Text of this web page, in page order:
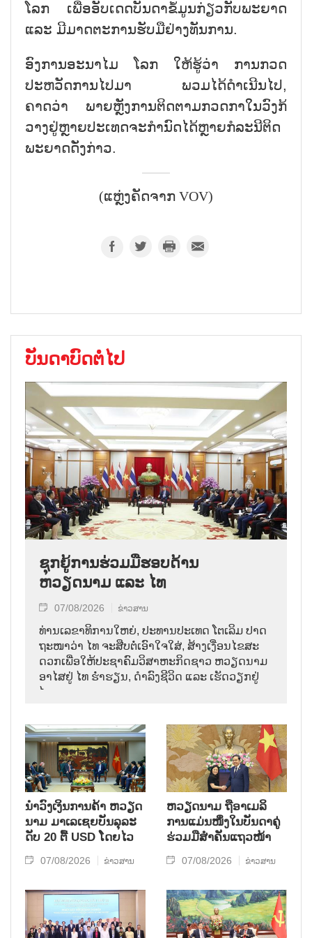
ໂລກ ເພື່ອອັບເດດບັນດາຂໍ້ມູນກ່ຽວກັບພະຍາດ
ແລະ ມີມາດຕະການຮັບມືຢ່າງທັນການ.
ອົງການອະນາໄມ ໂລກ ໃຫ້ຮູ້ວ່າ ການກວດ
ປະຫວັດການໄປມາ ພວມໄດ້ດຳເນີນໄປ,
ຄາດວ່າ ພາຍຫຼັງການຕິດຕາມກວດກາໃນວົງກ້
ວາງຢູ່ຫຼາຍປະເທດຈະກຳນົດໄດ້ຫຼາຍກໍລະນີຕິດ
ພະຍາດດັ່ງກ່າວ.
(ແຫຼ່ງຄັດຈາກ VOV)
ບັນດາບົດຕໍ່ໄປ
ຊຸກຍູ້ການຮ່ວມມືຮອບດ້ານ
ຫວຽດນາມ ແລະ ໄທ
07/08/2026 ຂ່າວສານ
ທ່ານ​ເລ​ຂາ​ທິ​ການ​ໃຫຍ່, ປະ​ທານ​ປະ​ເທດ ໂຕ​ເລິມ ປາດ​
ຖະ​ໜາ​ວ່າ ໄທ​ ຈະ​ສືບ​ຕໍ່​ເອົາ​ໃຈ​ໃສ່, ສ້າງ​ເງື່ອນ​ໄຂ​ສະ​
ດວກ​ເພື່ອ​ໃຫ້​ປະ​ຊາ​ຄົມ​ວ​ິ​ສາ​ຫະ​ກິດ​ຊາວ ຫວຽດ​ນາມ
ອາ​ໄສ​ຢູ່ ໄທ ຮ່ຳ​ຮຽນ, ດຳ​ລົງ​ຊີ​ວິດ ແລະ ເຮັດ​ວຽກ​ຢູ່​
ໄທ.
ນຳ​ວົງ​ເງິນ​ການ​ຄ້າ ຫວຽດ​
ນາມ ມາ​ເລ​ເຊຍ​ບັນ​ລຸ​ລະ​
ດັບ 20 ຕື້ USD ໂດຍ​ໄວ
07/08/2026 ຂ່າວສານ
ຫ​ວຽດ​ນາມ ຖື​ອາ​ເມ​ລິ​
ການ​ແມ່ນ​ໜຶ່ງ​ໃນ​ບັນ​ດາ​ຄູ່​
ຮ່ວມ​ມື​ສຳ​ຄັນ​ແຖວ​ໜ້າ
07/08/2026 ຂ່າວສານ